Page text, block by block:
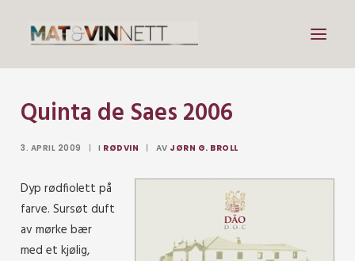
Mat
Lenker
Om vin
Om meg
Quinta de Saes 2006
3. APRIL 2009 | I RØDVIN | AV JØRN G. BROLL
Dyp rødfiolett på
farve. Sursøt duft
av mørke bær
med et kjølig,